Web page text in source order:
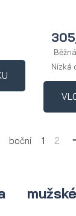
Nízká
boční 1 2